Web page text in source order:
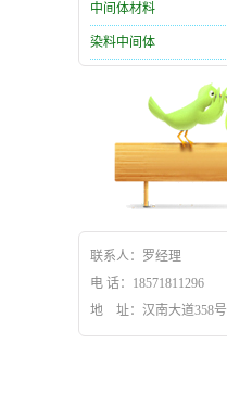
中间体材料
染料中间体
联系人：罗经理
电 话：18571811296
地 址：汉南大道358号